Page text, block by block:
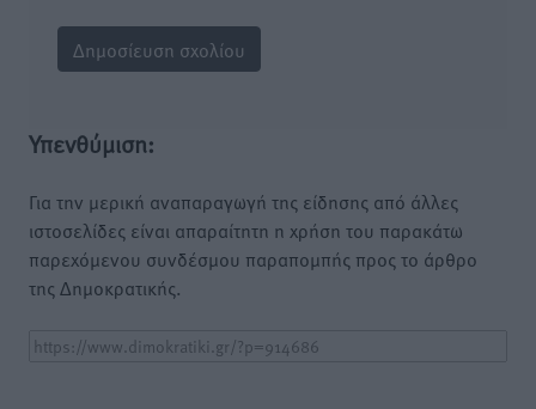
Υπενθύμιση:
Για την μερική αναπαραγωγή της είδησης από άλλες
ιστοσελίδες είναι απαραίτητη η χρήση του παρακάτω
παρεχόμενου συνδέσμου παραπομπής προς το άρθρο
της Δημοκρατικής.